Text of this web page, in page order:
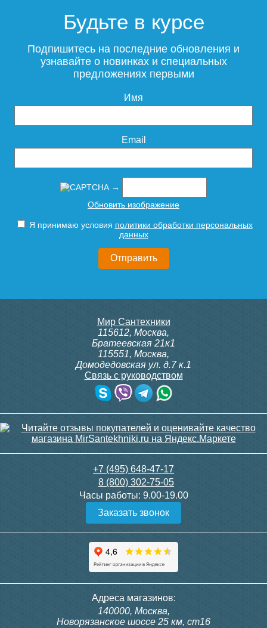
Будьте в курсе
Подпишитесь на последние обновления и
узнавайте о новинках и специальных
предложениях первыми
Имя
Email
→
Обновить изображение
Я принимаю условия политики обработки персональных
данных
Мир Сантехники
115612, Москва,
Братеевская 21к1
115551, Москва,
Домодедовская ул. д.7 к.1
Связь с руководством
+7 (495) 648-47-17
8 (800) 302-75-05
Часы работы: 9.00-19.00
Заказать звонок
Адреса магазинов:
140000, Москва,
Новорязанское шоссе 25 км, ст16